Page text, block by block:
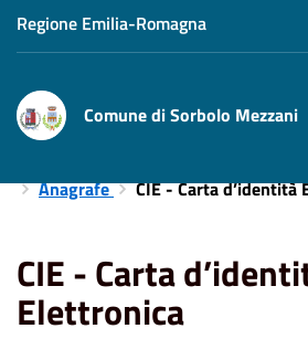
Regione Emilia-Romagna
Comune di Sorbolo Mezzani
Anagrafe
CIE - Carta d’identità
CIE - Carta
Elettronica